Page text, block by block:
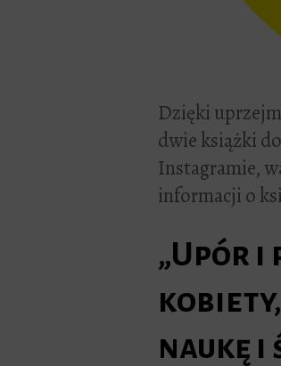
Dzięki
dwie książki
Instagramie,
informacji o
„Upór i
naukę i